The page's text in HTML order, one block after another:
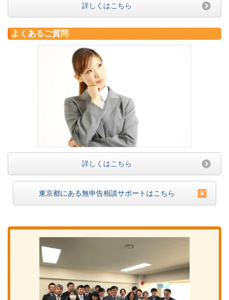
詳しくはこちら
よくあるご質問
詳しくはこちら
東京都にある無申告相談サポートはこちら